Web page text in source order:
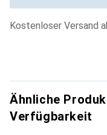
Kostenloser Versand
Ähnliche
Verfügbarkeit